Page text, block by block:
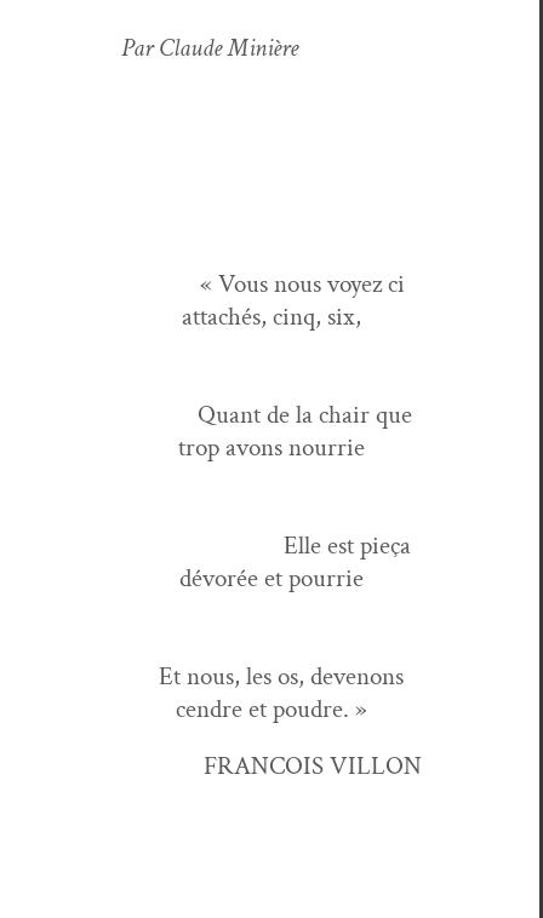
Par Claude Minière
« Vous nous voyez ci
attachés, cinq, six,
Quant de la chair que
trop avons nourrie
Elle est pieça
dévorée et pourrie
Et nous, les os, devenons
cen­dre et poudre. »
FRANCOIS VILLON